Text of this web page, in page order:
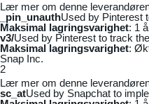
Lær mer om denne
_pin_unauthUsed by Pinterest
Maksimal lagringsvarighet: 1
v3/Used by Pinterest to track
Maksimal lagringsvarighet:
Snap Inc.
2
Lær mer om denne
sc_atUsed by Snapchat to